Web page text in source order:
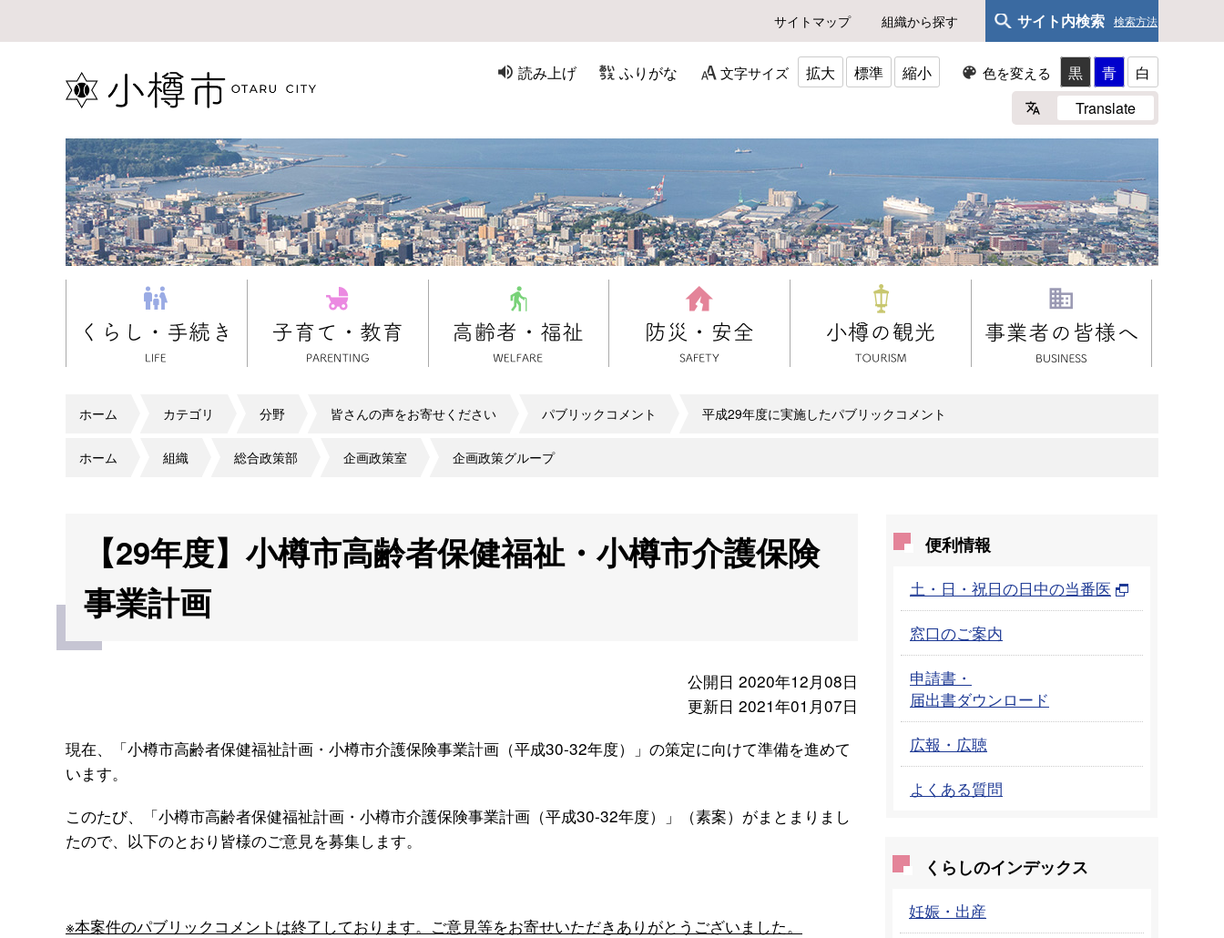
サイトマップ 組織から探す サイト内検索 検索方法
読み上げ ふりがな 文字サイズ 拡大 標準 縮小 色を変える 黒 青
白
Translate
ホーム カテゴリ 分野 皆さんの声をお寄せください パブリックコメント 平成29年度に実施したパブリックコメント
ホーム 組織 総合政策部 企画政策室 企画政策グループ
【29年度】小樽市高齢者保健福祉・小樽市介護保険
事業計画
公開日 2020年12月08日
更新日 2021年01月07日
現在、「小樽市高齢者保健福祉計画・小樽市介護保険事業計画（平成30-32年度）」の策定に向けて準備を進めて
います。
このたび、「小樽市高齢者保健福祉計画・小樽市介護保険事業計画（平成30-32年度）」（素案）がまとまりまし
たので、以下のとおり皆様のご意見を募集します。
※本案件のパブリックコメントは終了しております。ご意見等をお寄せいただきありがとうございました。
便利情報
土・日・祝日の日中の当番医
窓口のご案内
申請書・
届出書ダウンロード
広報・広聴
よくある質問
くらしのインデックス
妊娠・出産